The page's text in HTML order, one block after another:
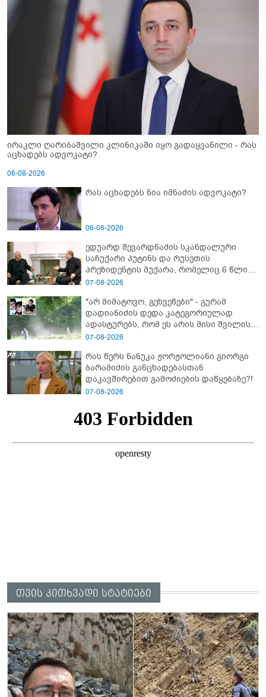
ირაკლი ღარიბაშვილი კლინიკაში იყო გადაყვანილი - რას
აცხადებს ადვოკატი?
06-08-2026
რას აცხადებს ნია იმნაძის ადვოკატი?
06-08-2026
ედუარდ შევარდნაძის სკანდალური
საჩუქარი პუტინს და რუსეთის
პრეზიდენტის მუქარა, რომელიც 6 წლის
შემდეგ აასრულა
07-08-2026
"არ მიმატოვო, გეხვეწები" - გუ­რა­მ
დადიანიძის დედა კა­ტე­გო­რი­უ­ლად
ადას­ტუ­რებს, რომ ეს არის მისი შვი­ლის
ხმა
07-08-2026
რას წერს ნანუკა ჟორჟოლიანი გიორგი
ბარამიძის განცხადებასთან
დაკავშირებით გამოძიების დაწყებაზე?!
07-08-2026
თვის კითხვადი სტატიები